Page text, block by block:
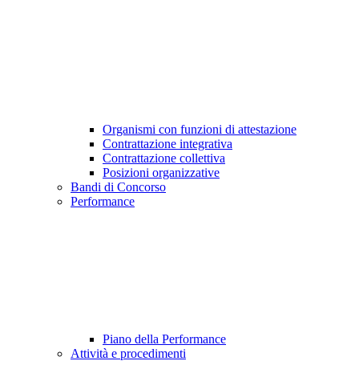
Organismi con funzioni di attestazione
Contrattazione integrativa
Contrattazione collettiva
Posizioni organizzative
Bandi di Concorso
Performance
Piano della Performance
Attività e procedimenti